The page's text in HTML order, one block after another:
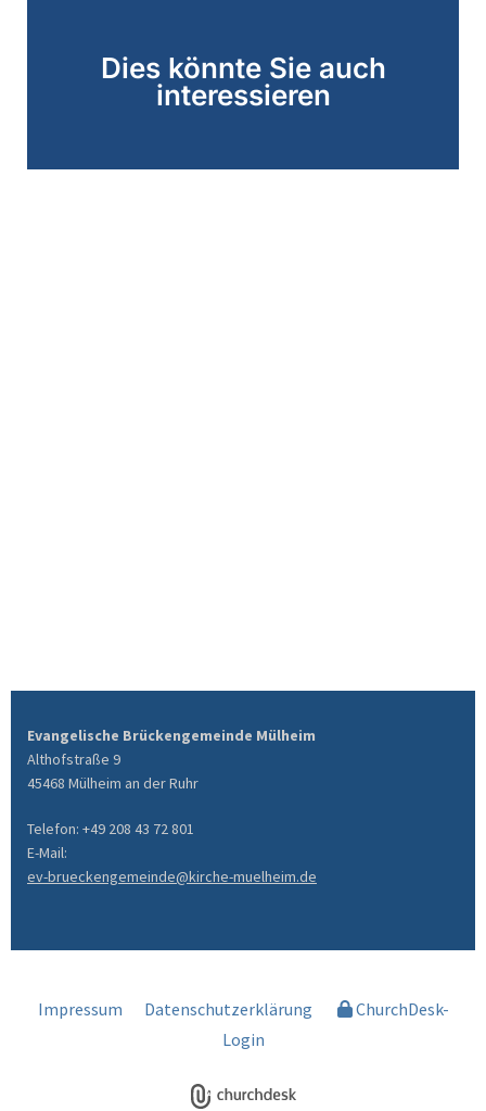
Dies könnte Sie auch
interessieren
Evangelische Brückengemeinde Mülheim
Althofstraße 9
45468 Mülheim an der Ruhr
Telefon: +49 208 43 72 801
E-Mail:
ev-brueckengemeinde@kirche-muelheim.de
Impressum Datenschutzerklärung
ChurchDesk-
Login